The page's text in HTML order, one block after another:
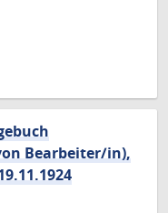
Bearbeiter/in),